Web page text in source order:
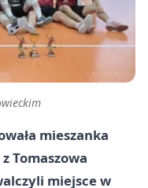
mieszanka
Tomaszowa
miejsce w